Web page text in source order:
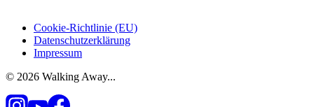
Cookie-Richtlinie (EU)
Datenschutzerklärung
Impressum
© 2026 Walking Away...